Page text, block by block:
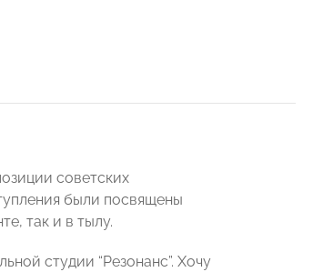
советских
были посвящены
так и в тылу.
студии “Резонанс”. Хочу